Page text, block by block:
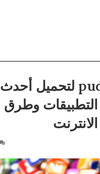
رابط pudali لتحميل أحدث
التطبيقات وطرق